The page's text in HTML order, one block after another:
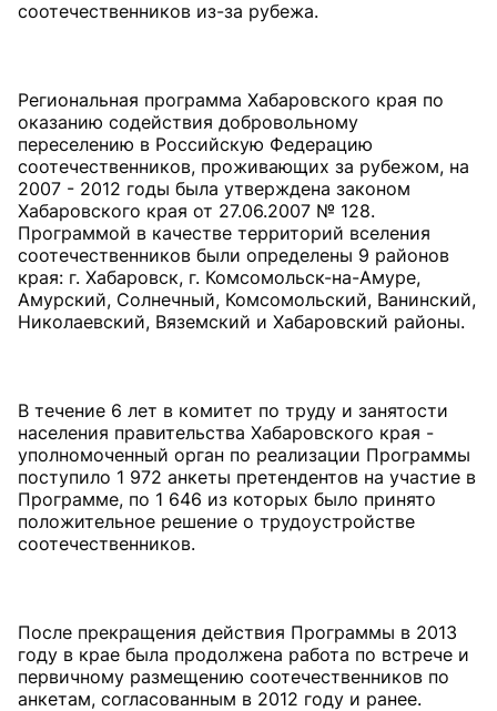
соотечественников из-за рубежа.
Региональная программа Хабаровского края по
оказанию содействия добровольному
переселению в Российскую Федерацию
соотечественников, проживающих за рубежом, на
2007 - 2012 годы была утверждена законом
Хабаровского края от 27.06.2007 № 128.
Программой в качестве территорий вселения
соотечественников были определены 9 районов
края: г. Хабаровск, г. Комсомольск-на-Амуре,
Амурский, Солнечный, Комсомольский, Ванинский,
Николаевский, Вяземский и Хабаровский районы.
В течение 6 лет в комитет по труду и занятости
населения правительства Хабаровского края -
уполномоченный орган по реализации Программы
поступило 1 972 анкеты претендентов на участие в
Программе, по 1 646 из которых было принято
положительное решение о трудоустройстве
соотечественников.
После прекращения действия Программы в 2013
году в крае была продолжена работа по встрече и
первичному размещению соотечественников по
анкетам, согласованным в 2012 году и ранее.